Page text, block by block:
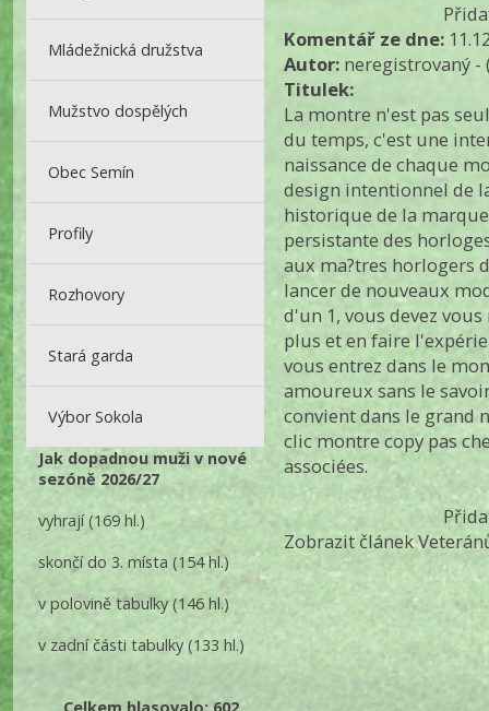
Mládežnická družstva
Mužstvo dospělých
Obec Semín
Profily
Rozhovory
Stará garda
Výbor Sokola
Jak dopadnou muži v nové
sezóně 2026/27
vyhrají(169 hl.)
skončí do 3. místa (154 hl.)
v polovině tabulky(146 hl.)
v zadní části tabulky (133 hl.)
Komentář ze dne:
Autor:neregistrovaný -
Titulek:
La montre n'est pas
du temps, c'est une
naissance de chaque
design intentionnel de
historique de la
persistante des
aux ma?tres horlogers
lancer de nouveaux
d'un 1, vous devez
plus et en faire
vous entrez dans le
amoureux sans le
convient dans le grand
clicmontre copy pas
associées.
Zobrazit článek